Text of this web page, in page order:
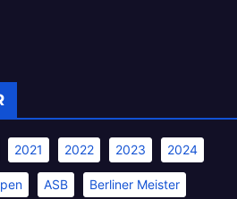
2021 2022 2023 2024
ASB Berliner Meister